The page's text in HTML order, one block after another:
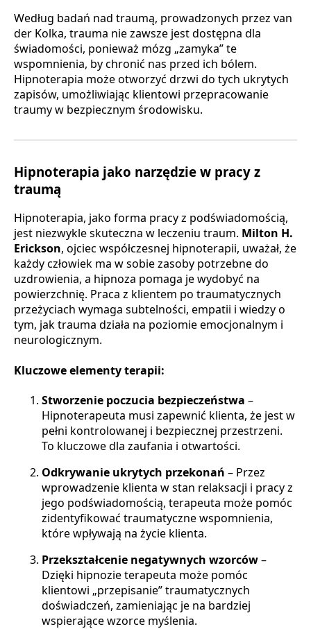
Według badań nad traumą, prowadzonych przez van
der Kolka, trauma nie zawsze jest dostępna dla
świadomości, ponieważ mózg „zamyka” te
wspomnienia, by chronić nas przed ich bólem.
Hipnoterapia może otworzyć drzwi do tych ukrytych
zapisów, umożliwiając klientowi przepracowanie
traumy w bezpiecznym środowisku.
Hipnoterapia jako narzędzie w pracy z
traumą
Hipnoterapia, jako forma pracy z podświadomością,
jest niezwykle skuteczna w leczeniu traum. Milton H.
Erickson, ojciec współczesnej hipnoterapii, uważał, że
każdy człowiek ma w sobie zasoby potrzebne do
uzdrowienia, a hipnoza pomaga je wydobyć na
powierzchnię. Praca z klientem po traumatycznych
przeżyciach wymaga subtelności, empatii i wiedzy o
tym, jak trauma działa na poziomie emocjonalnym i
neurologicznym.
Kluczowe elementy terapii:
Stworzenie poczucia bezpieczeństwa –
Hipnoterapeuta musi zapewnić klienta, że jest w
pełni kontrolowanej i bezpiecznej przestrzeni.
To kluczowe dla zaufania i otwartości.
Odkrywanie ukrytych przekonań – Przez
wprowadzenie klienta w stan relaksacji i pracy z
jego podświadomością, terapeuta może pomóc
zidentyfikować traumatyczne wspomnienia,
które wpływają na życie klienta.
Przekształcenie negatywnych wzorców–
Dzięki hipnozie terapeuta może pomóc
klientowi „przepisanie” traumatycznych
doświadczeń, zamieniając je na bardziej
wspierające wzorce myślenia.